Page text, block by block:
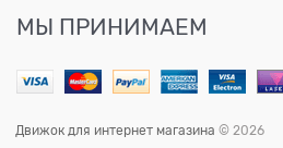
МЫ ПРИНИМАЕМ
Движок для интернет магазина © 2026